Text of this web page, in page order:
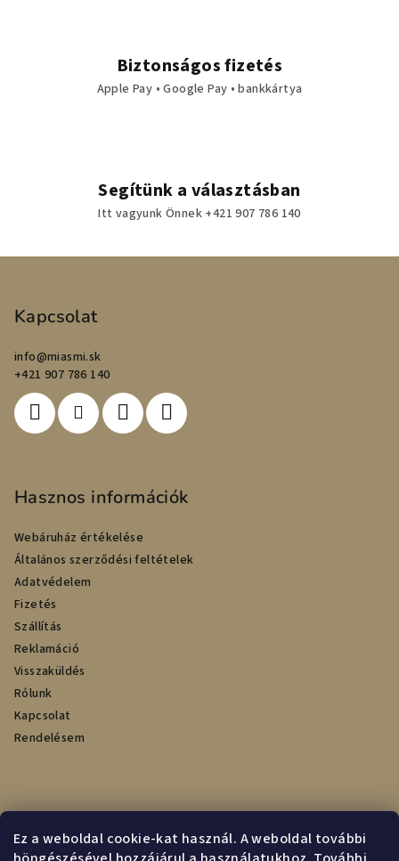
Ez a weboldal cookie-kat használ. A weboldal további
Biztonságos fizetés
Apple Pay • Google Pay • bankkártya
Segítünk a választásban
Itt vagyunk Önnek +421 907 786 140
Kapcsolat
info@miasmi.sk
+421 907 786 140
Hasznos információk
Webáruház értékelése
Általános szerződési feltételek
Adatvédelem
Fizetés
Szállítás
Reklamáció
Visszaküldés
Rólunk
Kapcsolat
Rendelésem
Online fizetési lehetőséget biztosítunk